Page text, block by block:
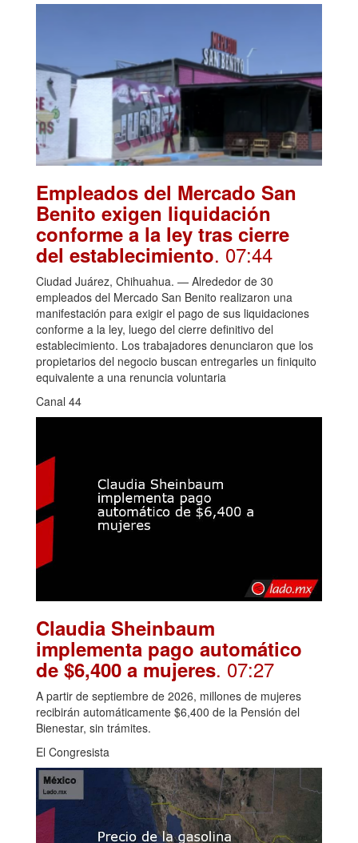
Empleados del Mercado San
Benito exigen liquidación
conforme a la ley tras cierre
del establecimiento. 07:44
Ciudad Juárez, Chihuahua. — Alrededor de 30
empleados del Mercado San Benito realizaron una
manifestación para exigir el pago de sus liquidaciones
conforme a la ley, luego del cierre definitivo del
establecimiento. Los trabajadores denunciaron que los
propietarios del negocio buscan entregarles un finiquito
equivalente a una renuncia voluntaria
Canal 44
Claudia Sheinbaum
implementa pago automático
de $6,400 a mujeres. 07:27
A partir de septiembre de 2026, millones de mujeres
recibirán automáticamente $6,400 de la Pensión del
Bienestar, sin trámites.
El Congresista